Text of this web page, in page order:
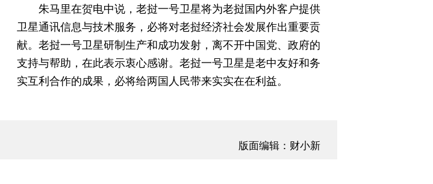
朱马里在贺电中说，老挝一号卫星将为老挝国内外客户提供
卫星通讯信息与技术服务，必将对老挝经济社会发展作出重要贡
献。老挝一号卫星研制生产和成功发射，离不开中国党、政府的
支持与帮助，在此表示衷心感谢。老挝一号卫星是老中友好和务
实互利合作的成果，必将给两国人民带来实实在在利益。
版面编辑：财小新